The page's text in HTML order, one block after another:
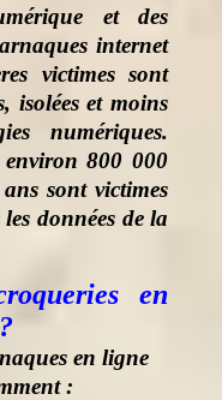
et des
internet
victimes sont
isolées et moins
numériques.
800 000
sont victimes
les données de la
en
en ligne
: